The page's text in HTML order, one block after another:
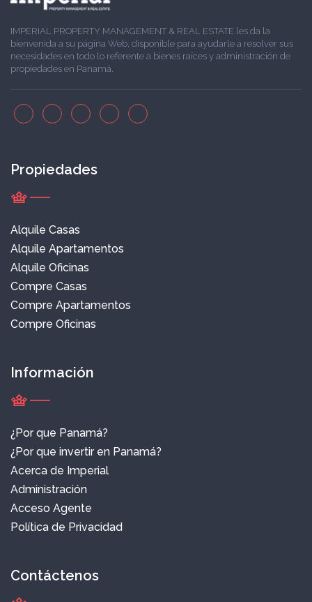
IMPERIAL PROPERTY MANAGEMENT & REAL ESTATE les da la
bienvenida a su página Web, disponible para ayudarle a resolver sus
necesidades en todo lo referente a bienes raíces y administración de
propiedades en Panamá.
Propiedades
Alquile Casas
Alquile Apartamentos
Alquile Oficinas
Compre Casas
Compre Apartamentos
Compre Oficinas
Información
¿Por que Panamá?
¿Por que invertir en Panamá?
Acerca de Imperial
Administración
Acceso Agente
Política de Privacidad
Contáctenos